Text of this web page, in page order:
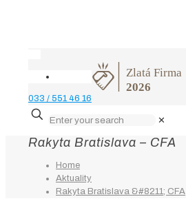
033 / 551 46 16
✕
Rakyta Bratislava – CFA
Home
Aktuality
Rakyta Bratislava &#8211; CFA